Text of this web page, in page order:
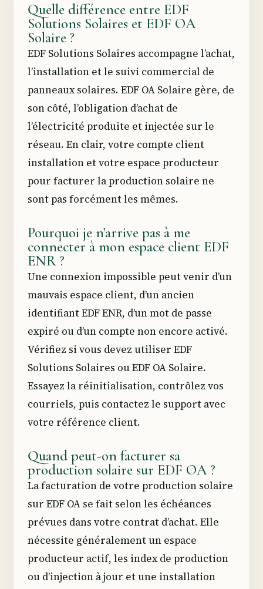
Quelle différence entre EDF
Solutions Solaires et EDF OA
Solaire ?
EDF Solutions Solaires accompagne l’achat,
l’installation et le suivi commercial de
panneaux solaires. EDF OA Solaire gère, de
son côté, l’obligation d’achat de
l’électricité produite et injectée sur le
réseau. En clair, votre compte client
installation et votre espace producteur
pour facturer la production solaire ne
sont pas forcément les mêmes.
Pourquoi je n’arrive pas à me
connecter à mon espace client EDF
ENR ?
Une connexion impossible peut venir d’un
mauvais espace client, d’un ancien
identifiant EDF ENR, d’un mot de passe
expiré ou d’un compte non encore activé.
Vérifiez si vous devez utiliser EDF
Solutions Solaires ou EDF OA Solaire.
Essayez la réinitialisation, contrôlez vos
courriels, puis contactez le support avec
votre référence client.
Quand peut-on facturer sa
production solaire sur EDF OA ?
La facturation de votre production solaire
sur EDF OA se fait selon les échéances
prévues dans votre contrat d’achat. Elle
nécessite généralement un espace
producteur actif, les index de production
ou d’injection à jour et une installation